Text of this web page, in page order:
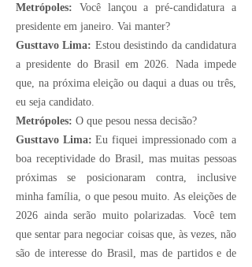
Metrópoles: Você lançou a pré-candidatura a
presidente em janeiro. Vai manter?
Gusttavo Lima: Estou desistindo da candidatura
a presidente do Brasil em 2026. Nada impede
que, na próxima eleição ou daqui a duas ou três,
eu seja candidato.
Metrópoles: O que pesou nessa decisão?
Gusttavo Lima: Eu fiquei impressionado com a
boa receptividade do Brasil, mas muitas pessoas
próximas se posicionaram contra, inclusive
minha família, o que pesou muito. As eleições de
2026 ainda serão muito polarizadas. Você tem
que sentar para negociar coisas que, às vezes, não
são de interesse do Brasil, mas de partidos e de